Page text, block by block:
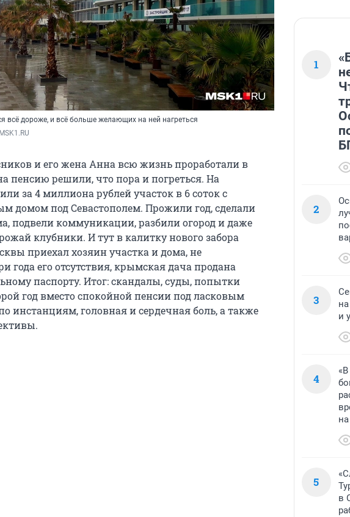
всё дороже, и всё больше желающих на ней нагреться
и его жена Анна всю жизнь проработали в
пенсию решили, что пора и погреться. На
за 4 миллиона рублей участок в 6 соток с
домом под Севастополем. Прожили год, сделали
подвели коммуникации, разбили огород и даже
клубники. И тут в калитку нового забора
приехал хозяин участка и дома, не
года его отсутствия, крымская дача продана
паспорту. Итог: скандалы, суды, попытки
год вместо спокойной пенсии под ласковым
инстанциям, головная и сердечная боль, а также
1
2
3
и
4
5
в